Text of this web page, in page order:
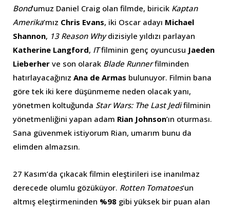
Bond’umuz Daniel Craig olan filmde, biricik Kaptan
Amerika’mız Chris Evans, iki Oscar adayı Michael
Shannon, 13 Reason Whydizisiyle yıldızı parlayan
Katherine Langford, ITfilminin genç oyuncusu Jaeden
Lieberher ve son olarak Blade Runnerfilminden
hatırlayacağınız Ana de Armas bulunuyor. Filmin bana
göre tek iki kere düşünmeme neden olacak yanı,
yönetmen koltuğunda Star Wars: The Last Jedifilminin
yönetmenliğini yapan adam Rian Johnson’ın oturması.
Sana güvenmek istiyorum Rian, umarım bunu da
elimden almazsın.
27 Kasım’da çıkacak filmin eleştirileri ise inanılmaz
derecede olumlu gözüküyor. Rotten Tomatoes’un
altmış eleştirmeninden %98 gibi yüksek bir puan alan